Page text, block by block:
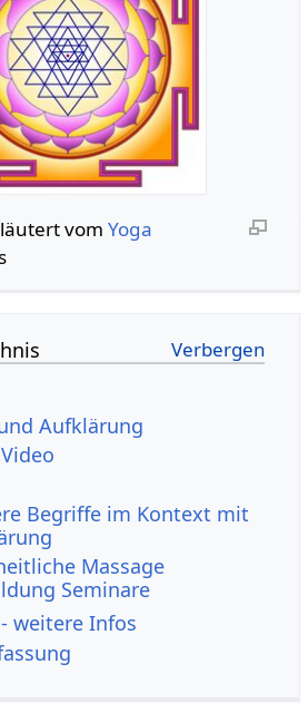
- erläutert vom Yoga
Aufklärung
Aufklärung‏‎ Video
Begriffe im Kontext mit
Massage
Seminare
Aufklärung‏‎ - weitere Infos